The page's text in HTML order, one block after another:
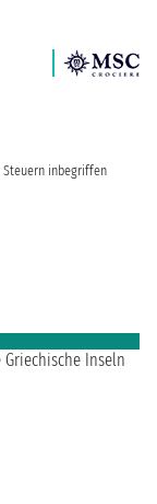
Steuern inbegriffen